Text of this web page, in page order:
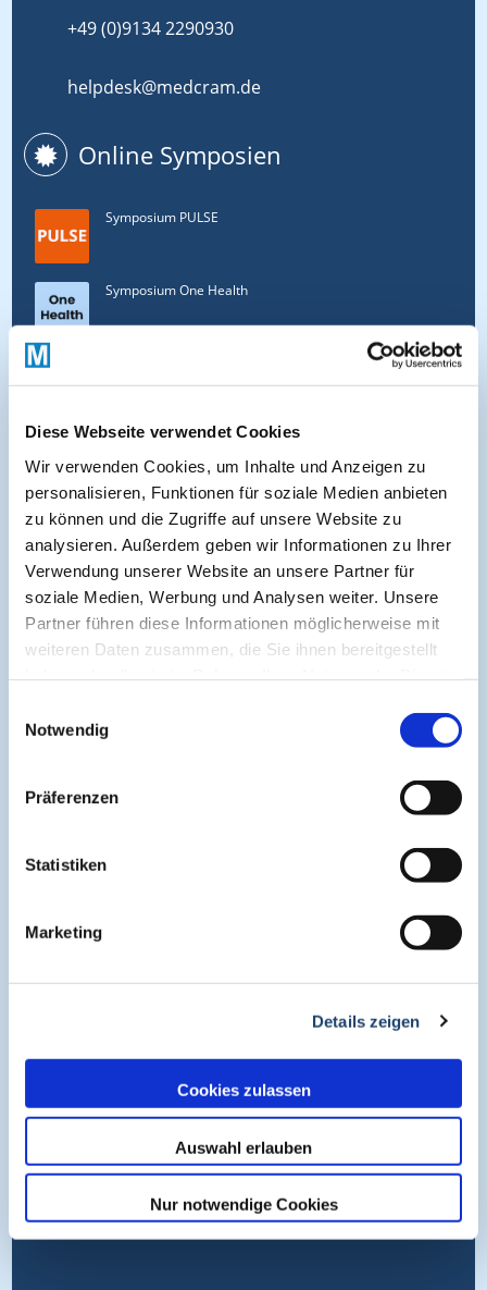
Diese Webseite verwendet Cookies
Wir verwenden Cookies, um Inhalte und Anzeigen zu
personalisieren, Funktionen für soziale Medien anbieten
zu können und die Zugriffe auf unsere Website zu
analysieren. Außerdem geben wir Informationen zu Ihrer
Verwendung unserer Website an unsere Partner für
soziale Medien, Werbung und Analysen weiter. Unsere
Partner führen diese Informationen möglicherweise mit
weiteren Daten zusammen, die Sie ihnen bereitgestellt
Notwendig
Präferenzen
Statistiken
Marketing
Details zeigen
Cookies zulassen
Auswahl erlauben
Nur notwendige Cookies
+49 (0)9134 2290930
helpdesk@medcram.de
Online Symposien
Symposium PULSE
Symposium One Health
Symposium EcoMed
Gemeinsam gegen ADIPOSITAS
Information
CME-Partner
Help & Support
Medienpartner
Datenschutz
Wissen entdecken